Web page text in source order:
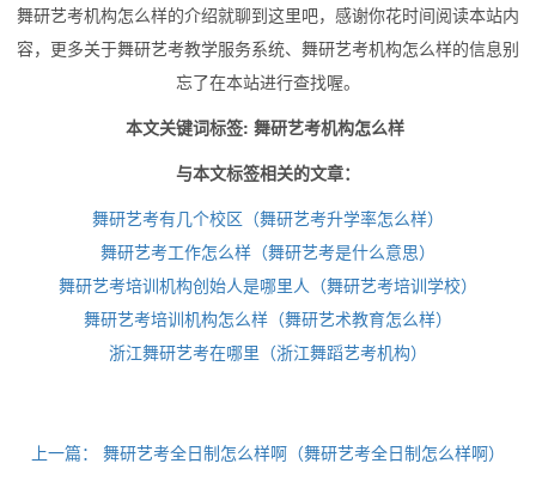
舞研艺考机构怎么样的介绍就聊到这里吧，感谢你花时间阅读本站内
容，更多关于舞研艺考教学服务系统、舞研艺考机构怎么样的信息别
忘了在本站进行查找喔。
本文关键词标签: 舞研艺考机构怎么样
与本文标签相关的文章：
舞研艺考有几个校区（舞研艺考升学率怎么样）
舞研艺考工作怎么样（舞研艺考是什么意思）
舞研艺考培训机构创始人是哪里人（舞研艺考培训学校）
舞研艺考培训机构怎么样（舞研艺术教育怎么样）
浙江舞研艺考在哪里（浙江舞蹈艺考机构）
上一篇： 舞研艺考全日制怎么样啊（舞研艺考全日制怎么样啊）